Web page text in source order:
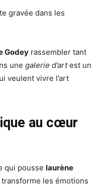
gravée dans les
Godey rassembler tant
une galerie d’artest un
veulent vivre l’art
au cœur
qui pousse laurène
les émotions